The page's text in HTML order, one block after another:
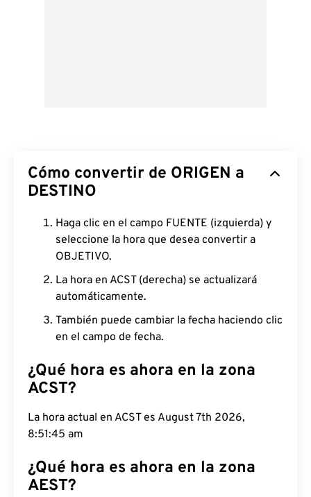
Cómo convertir de ORIGEN a
DESTINO
Haga clic en el campo FUENTE (izquierda) y
seleccione la hora que desea convertir a
OBJETIVO.
La hora en ACST (derecha) se actualizará
automáticamente.
También puede cambiar la fecha haciendo clic
en el campo de fecha.
¿Qué hora es ahora en la zona
ACST?
La hora actual en ACST es August 7th 2026,
8:51:45 am
¿Qué hora es ahora en la zona
AEST?